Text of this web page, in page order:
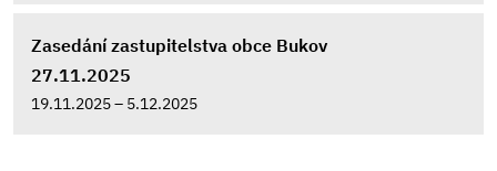
Zasedání zastupitelstva obce Bukov
27.11.2025
19.11.2025 – 5.12.2025